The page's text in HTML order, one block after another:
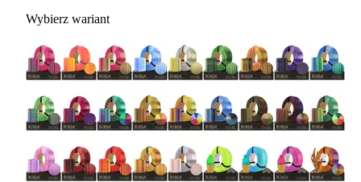
Wybierz wariant